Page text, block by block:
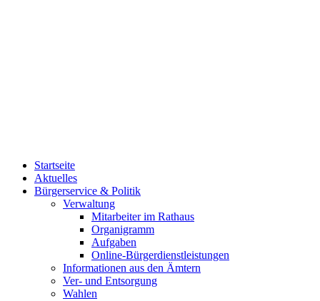
Startseite
Aktuelles
Bürgerservice & Politik
Verwaltung
Mitarbeiter im Rathaus
Organigramm
Aufgaben
Online-Bürgerdienstleistungen
Informationen aus den Ämtern
Ver- und Entsorgung
Wahlen